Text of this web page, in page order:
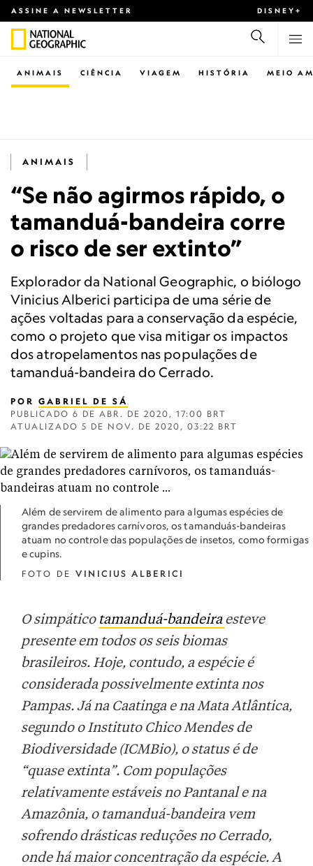
ASSINE A NEWSLETTER DISNEY+
CIÊNCIA VIAGEM
ANIMAIS HISTÓRIA MEIO
ANIMAIS
“Se não agirmos rápido, o
tamanduá-bandeira corre
o risco de ser extinto”
Explorador da National Geographic, o biólogo
Vinicius Alberici participa de uma série de
ações voltadas para a conservação da espécie,
como o projeto que visa mitigar os impactos
dos atropelamentos nas populações de
tamanduá-bandeira do Cerrado.
POR GABRIEL DE SÁ
PUBLICADO 6 DE ABR. DE 2020, 17:00 BRT
ATUALIZADO 5 DE NOV. DE 2020, 03:22 BRT
Além de servirem de alimento para algumas espécies de
grandes predadores carnívoros, os tamanduás-bandeiras
atuam no controle das populações de insetos, como formigas
e cupins.
FOTO DE VINICIUS ALBERICI
O simpático tamanduá-bandeiraesteve
presente em todos os seis biomas
brasileiros. Hoje, contudo, a espécie é
considerada possivelmente extinta nos
Pampas. Já na Caatinga e na Mata Atlântica,
segundo o Instituto Chico Mendes de
Biodiversidade (ICMBio), o status é de
“quase extinta”. Com populações
relativamente estáveis no Pantanal e na
Amazônia, o tamanduá-bandeira vem
sofrendo drásticas reduções no Cerrado,
onde há maior concentração da espécie. A